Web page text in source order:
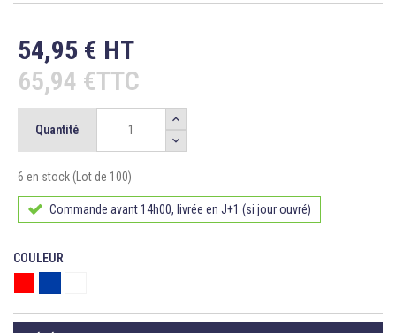
54,95 € HT
65,94 €TTC
Quantité
6 en stock (Lot de 100)
Commande avant 14h00, livrée en J+1 (si jour ouvré)
COULEUR